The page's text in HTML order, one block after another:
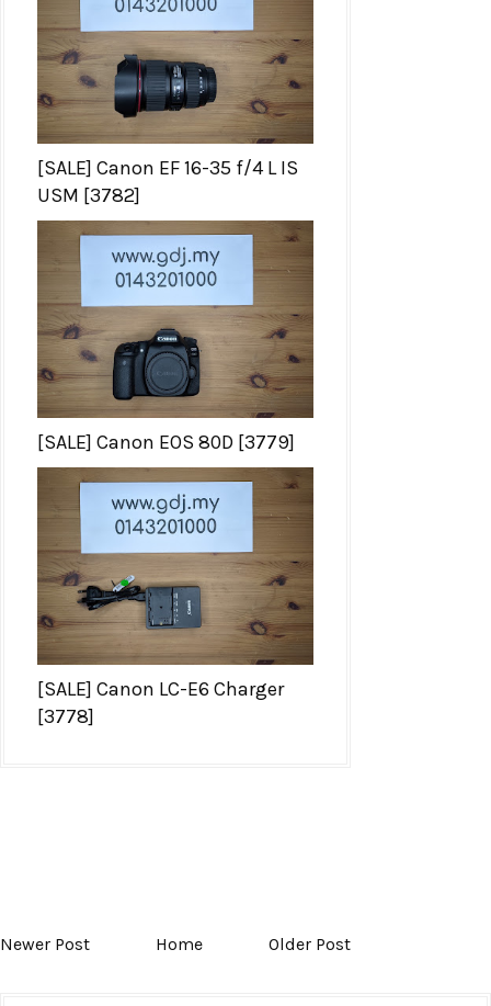
[SALE] Canon EF 16-35 f/4 L IS
USM [3782]
[SALE] Canon EOS 80D [3779]
[SALE] Canon LC-E6 Charger
[3778]
Newer Post Home Older Post